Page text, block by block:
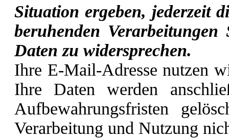
Situation ergeben, jederzeit
beruhenden Verarbeitungen
Daten zu widersprechen.
Ihre E-Mail-Adresse nutzen
Ihre Daten werden
Aufbewahrungsfristen
Verarbeitung und Nutzung